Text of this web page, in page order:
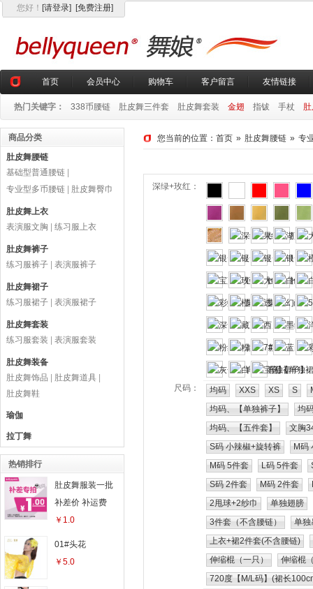
您好 ！ [请登录] [免费注册]
首页 会员中心 购物车 客户留言 友情链接
热门关键字： 338币腰链 肚皮舞三件套 肚皮舞套装 金翅 指钹 手杖
您当前的位置： 首页 » 肚皮舞腰链 » 专
深绿+玫红：
尺码： 均码 XXS XS S
均码、【单独裤子】
均
均码、【五件套】
文胸
S码 小辣椒+旋转裤
M码
M码 5件套
L码 5件套
S码 2件套
M码 2件套
2甩球+2纱巾
单独翅膀
3件套（不含腰链）
单独
上衣+裙2件套(不含腰链)
伸缩棍（一只）
伸缩棍
720度【M/L码】(裙长
商品分类
肚皮舞腰链
基础型普通腰链
专业型多币腰链
肚皮舞臀巾
肚皮舞上衣
表演服文胸
练习服上衣
肚皮舞裤子
练习服裤子
表演服裤子
肚皮舞裙子
练习服裙子
表演服裙子
肚皮舞套装
练习服套装
表演服套装
肚皮舞装备
肚皮舞饰品
肚皮舞道具
肚皮舞鞋
瑜伽
拉丁舞
热销排行
肚皮舞服装一批
补差价 补运费
￥1.0
01#头花
￥5.0